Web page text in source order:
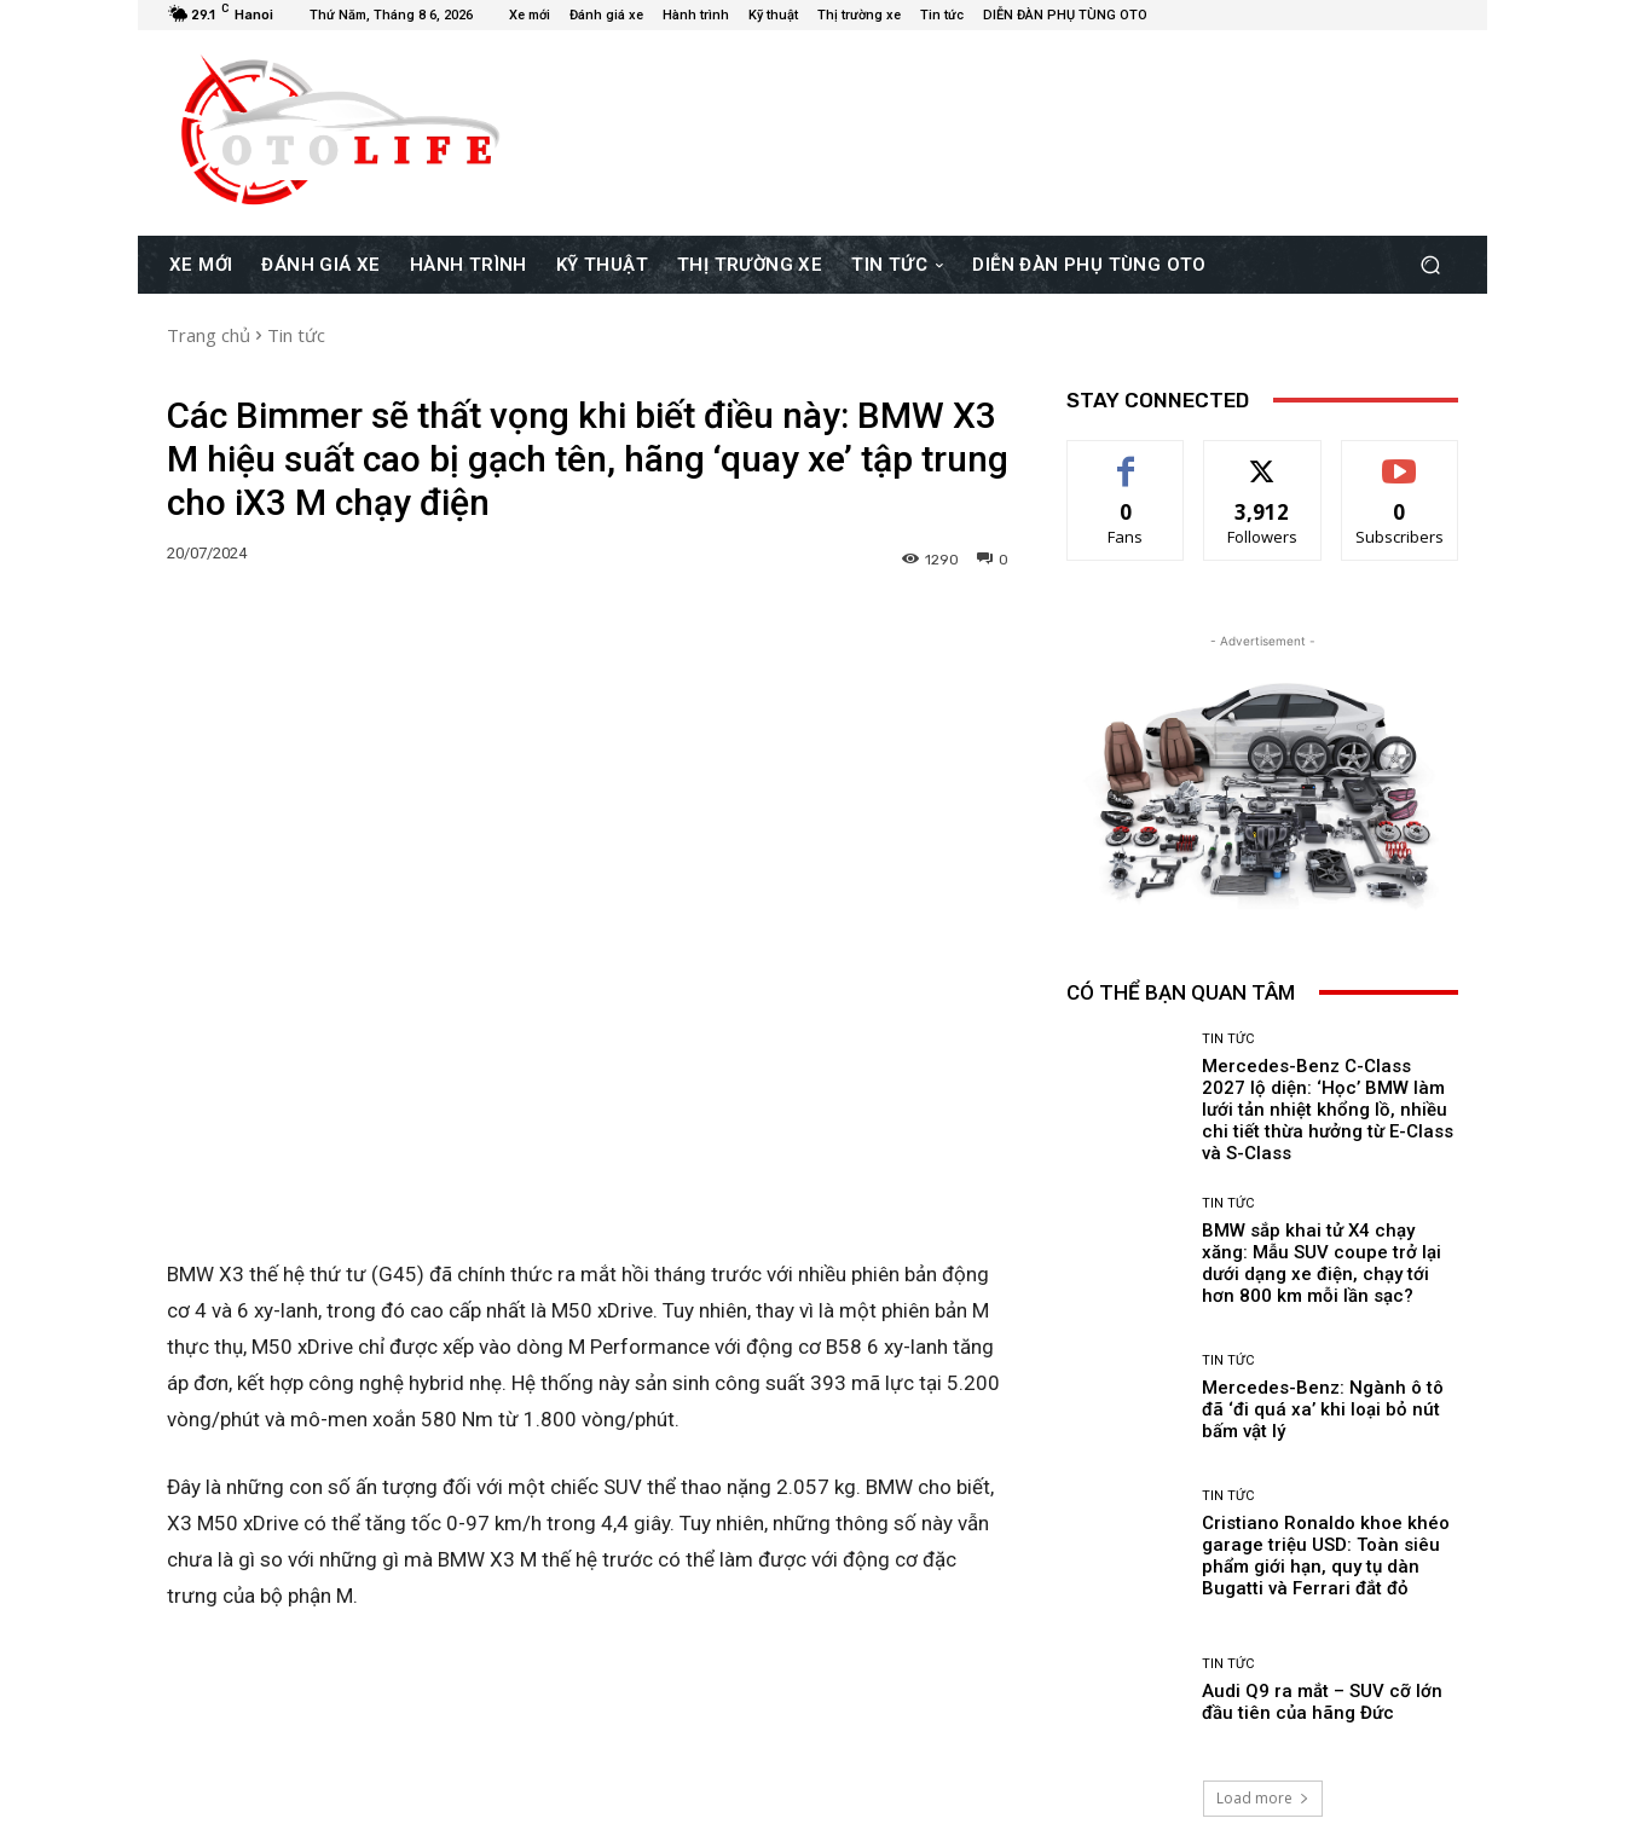
29.1 C Hanoi Thứ Năm, Tháng 8 6, 2026 Xe mới Đánh giá xe Hành trình Kỹ thuật Thị trường xe Tin tức DIỄN ĐÀN PHỤ TÙNG OTO
XE MỚI ĐÁNH GIÁ XE HÀNH TRÌNH KỸ THUẬT THỊ TRƯỜNG XE TIN TỨC DIỄN ĐÀN PHỤ TÙNG OTO
Trang chủ Tin tức
Các Bimmer sẽ thất vọng khi biết điều này: BMW X3
M hiệu suất cao bị gạch tên, hãng ‘quay xe’ tập trung
cho iX3 M chạy điện
20/07/2024 0
1290
BMW X3 thế hệ thứ tư (G45) đã chính thức ra mắt hồi tháng trước với nhiều phiên bản động
cơ 4 và 6 xy-lanh, trong đó cao cấp nhất là M50 xDrive. Tuy nhiên, thay vì là một phiên bản M
thực thụ, M50 xDrive chỉ được xếp vào dòng M Performance với động cơ B58 6 xy-lanh tăng
áp đơn, kết hợp công nghệ hybrid nhẹ. Hệ thống này sản sinh công suất 393 mã lực tại 5.200
vòng/phút và mô-men xoắn 580 Nm từ 1.800 vòng/phút.
Đây là những con số ấn tượng đối với một chiếc SUV thể thao nặng 2.057 kg. BMW cho biết,
X3 M50 xDrive có thể tăng tốc 0-97 km/h trong 4,4 giây. Tuy nhiên, những thông số này vẫn
chưa là gì so với những gì mà BMW X3 M thế hệ trước có thể làm được với động cơ đặc
trưng của bộ phận M.
STAY CONNECTED
0
Fans
3,912
Followers
0
Subscribers
- Advertisement -
CÓ THỂ BẠN QUAN TÂM
TIN TỨC
Mercedes-Benz C-Class
2027 lộ diện: ‘Học’ BMW làm
lưới tản nhiệt khổng lồ, nhiều
chi tiết thừa hưởng từ E-Class
và S-Class
TIN TỨC
BMW sắp khai tử X4 chạy
xăng: Mẫu SUV coupe trở lại
dưới dạng xe điện, chạy tới
hơn 800 km mỗi lần sạc?
TIN TỨC
Mercedes-Benz: Ngành ô tô
đã ‘đi quá xa’ khi loại bỏ nút
bấm vật lý
TIN TỨC
Cristiano Ronaldo khoe khéo
garage triệu USD: Toàn siêu
phẩm giới hạn, quy tụ dàn
Bugatti và Ferrari đắt đỏ
TIN TỨC
Audi Q9 ra mắt – SUV cỡ lớn
đầu tiên của hãng Đức
Load more